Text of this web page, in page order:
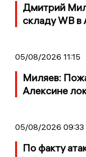
Дмитрий
складу WB в
05/08/2026 11:15
Миляев:
Алексине
05/08/2026 09:33
По факту